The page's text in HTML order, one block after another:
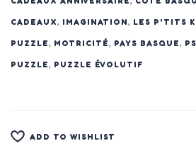
CADEAUX, IMAGINATION, LES P'TITS
PUZZLE, MOTRICITÉ, PAYS BASQUE,
PUZZLE, PUZZLE ÉVOLUTIF
ADD TO WISHLIST